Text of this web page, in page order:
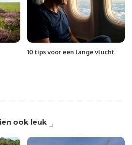
10 tips voor een lange vlucht
ook leuk